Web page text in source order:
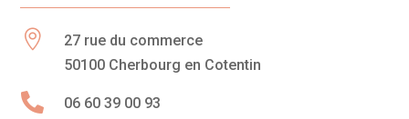

27 rue du commerce
50100 Cherbourg en Cotentin
 06 60 39 00 93